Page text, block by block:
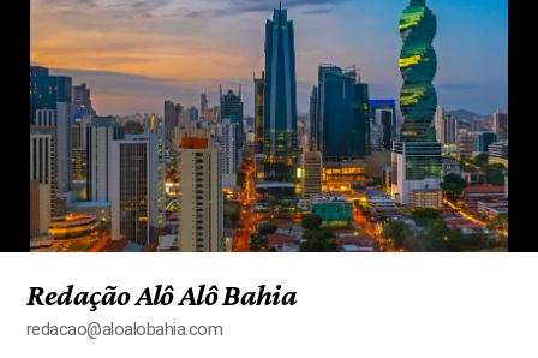
Redação Alô Alô Bahia
redacao@aloalobahia.com